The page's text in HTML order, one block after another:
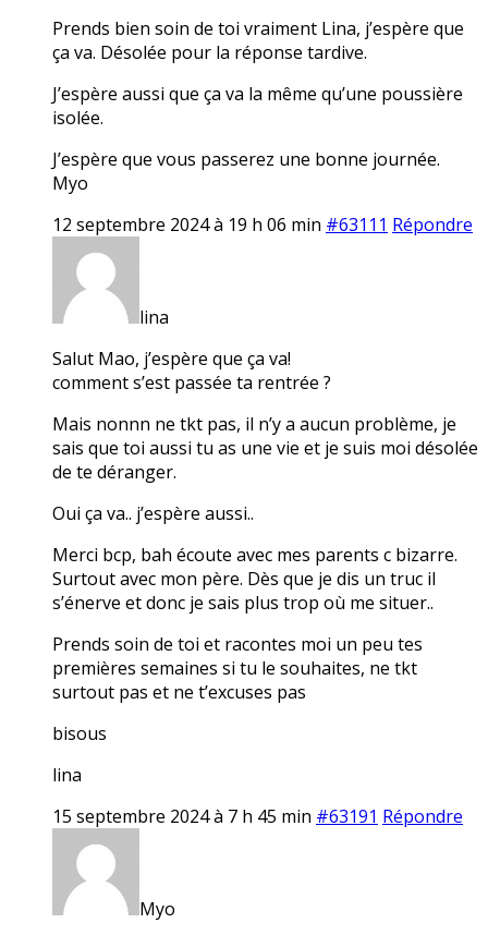
Prends bien soin de toi vraiment Lina, j’espère que
ça va. Désolée pour la réponse tardive.
J’espère aussi que ça va la même qu’une poussière
isolée.
J’espère que vous passerez une bonne journée.
Myo
12 septembre 2024 à 19 h 06 min #63111 Répondre
lina
Salut Mao, j’espère que ça va!
comment s’est passée ta rentrée ?
Mais nonnn ne tkt pas, il n’y a aucun problème, je
sais que toi aussi tu as une vie et je suis moi désolée
de te déranger.
Oui ça va.. j’espère aussi..
Merci bcp, bah écoute avec mes parents c bizarre.
Surtout avec mon père. Dès que je dis un truc il
s’énerve et donc je sais plus trop où me situer..
Prends soin de toi et racontes moi un peu tes
premières semaines si tu le souhaites, ne tkt
surtout pas et ne t’excuses pas
bisous
lina
15 septembre 2024 à 7 h 45 min #63191 Répondre
Myo